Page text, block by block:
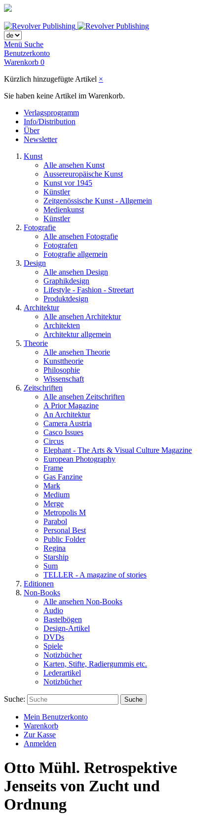
Menü Suche
Benutzerkonto
Warenkorb 0
Kürzlich hinzugefügte Artikel ×
Sie haben keine Artikel im Warenkorb.
Verlagsprogramm
Info/Distribution
Über
Newsletter
Kunst
Alle ansehen Kunst
Aussereuropäische Kunst
Kunst vor 1945
Künstler
Zeitgenössische Kunst - Allgemein
Medienkunst
Künstler
Fotografie
Alle ansehen Fotografie
Fotografen
Fotografie allgemein
Design
Alle ansehen Design
Graphikdesign
Lifestyle - Fashion - Streetart
Produktdesign
Architektur
Alle ansehen Architektur
Architekten
Architektur allgemein
Theorie
Alle ansehen Theorie
Kunsttheorie
Philosophie
Wissenschaft
Zeitschriften
Alle ansehen Zeitschriften
A Prior Magazine
An Architektur
Camera Austria
Casco Issues
Circus
Elephant - The Arts & Visual Culture Magazine
European Photography
Frame
Gas Fanzine
Mark
Medium
Merge
Metropolis M
Parabol
Personal Best
Public Folder
Regina
Starship
Sum
TELLER - A magazine of stories
Editionen
Non-Books
Alle ansehen Non-Books
Audio
Bastelbögen
Design-Artikel
DVDs
Spiele
Notizbücher
Karten, Stifte, Radiergummis etc.
Lederartikel
Notizbücher
Suche: Suche
Mein Benutzerkonto
Warenkorb
Zur Kasse
Anmelden
Otto Mühl. Retrospektive
Jenseits von Zucht und
Ordnung